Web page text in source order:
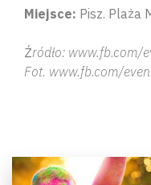
Miejsce: Pisz. Plaża
Źródło: www.fb.com/
Fot. www.fb.com/